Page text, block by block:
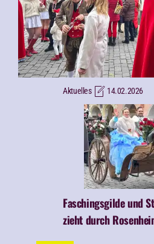
Aktuelles 14.02.2026
Faschingsgilde und
zieht durch